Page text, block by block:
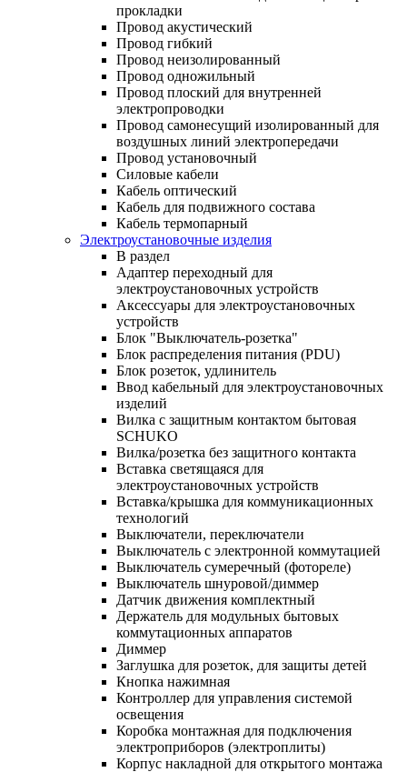
прокладки
Провод акустический
Провод гибкий
Провод неизолированный
Провод одножильный
Провод плоский для внутренней
электропроводки
Провод самонесущий изолированный для
воздушных линий электропередачи
Провод установочный
Силовые кабели
Кабель оптический
Кабель для подвижного состава
Кабель термопарный
Электроустановочные изделия
В раздел
Адаптер переходный для
электроустановочных устройств
Аксессуары для электроустановочных
устройств
Блок "Выключатель-розетка"
Блок распределения питания (PDU)
Блок розеток, удлинитель
Ввод кабельный для электроустановочных
изделий
Вилка с защитным контактом бытовая
SCHUKO
Вилка/розетка без защитного контакта
Вставка светящаяся для
электроустановочных устройств
Вставка/крышка для коммуникационных
технологий
Выключатели, переключатели
Выключатель с электронной коммутацией
Выключатель сумеречный (фотореле)
Выключатель шнуровой/диммер
Датчик движения комплектный
Держатель для модульных бытовых
коммутационных аппаратов
Диммер
Заглушка для розеток, для защиты детей
Кнопка нажимная
Контроллер для управления системой
освещения
Коробка монтажная для подключения
электроприборов (электроплиты)
Корпус накладной для открытого монтажа